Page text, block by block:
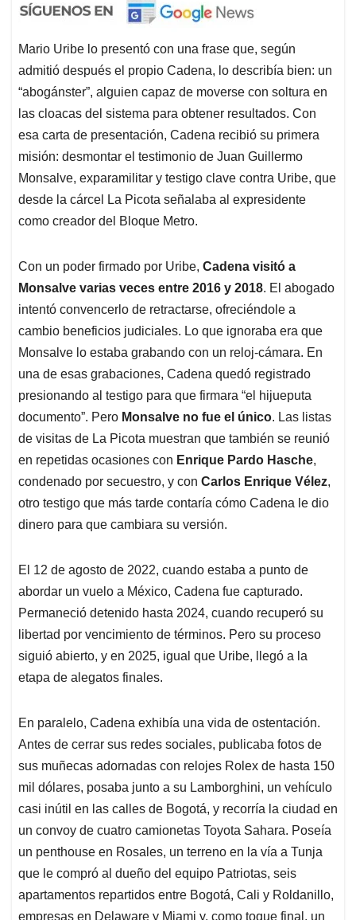
Mario Uribe lo presentó con una frase que, según
admitió después el propio Cadena, lo describía bien: un
“abogánster”, alguien capaz de moverse con soltura en
las cloacas del sistema para obtener resultados. Con
esa carta de presentación, Cadena recibió su primera
misión: desmontar el testimonio de Juan Guillermo
Monsalve, exparamilitar y testigo clave contra Uribe, que
desde la cárcel La Picota señalaba al expresidente
como creador del Bloque Metro.
Con un poder firmado por Uribe, Cadena visitó a
Monsalve varias veces entre 2016 y 2018. El abogado
intentó convencerlo de retractarse, ofreciéndole a
cambio beneficios judiciales. Lo que ignoraba era que
Monsalve lo estaba grabando con un reloj-cámara. En
una de esas grabaciones, Cadena quedó registrado
presionando al testigo para que firmara “el hijueputa
documento”. Pero Monsalve no fue el único. Las listas
de visitas de La Picota muestran que también se reunió
en repetidas ocasiones con Enrique Pardo Hasche,
condenado por secuestro, y con Carlos Enrique Vélez,
otro testigo que más tarde contaría cómo Cadena le dio
dinero para que cambiara su versión.
El 12 de agosto de 2022, cuando estaba a punto de
abordar un vuelo a México, Cadena fue capturado.
Permaneció detenido hasta 2024, cuando recuperó su
libertad por vencimiento de términos. Pero su proceso
siguió abierto, y en 2025, igual que Uribe, llegó a la
etapa de alegatos finales.
En paralelo, Cadena exhibía una vida de ostentación.
Antes de cerrar sus redes sociales, publicaba fotos de
sus muñecas adornadas con relojes Rolex de hasta 150
mil dólares, posaba junto a su Lamborghini, un vehículo
casi inútil en las calles de Bogotá, y recorría la ciudad en
un convoy de cuatro camionetas Toyota Sahara. Poseía
un penthouse en Rosales, un terreno en la vía a Tunja
que le compró al dueño del equipo Patriotas, seis
apartamentos repartidos entre Bogotá, Cali y Roldanillo,
empresas en Delaware y Miami y, como toque final, un